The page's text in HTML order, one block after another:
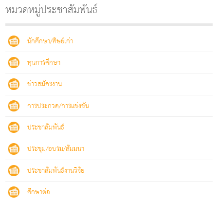
หมวดหมู่ประชาสัมพันธ์
นักศึกษา/ศิษย์เก่า
ทุนการศึกษา
ข่าวสมัครงาน
การประกวด/การแข่งขัน
ประชาสัมพันธ์
ประชุม/อบรม/สัมมนา
ประชาสัมพันธ์งานวิจัย
ศึกษาต่อ